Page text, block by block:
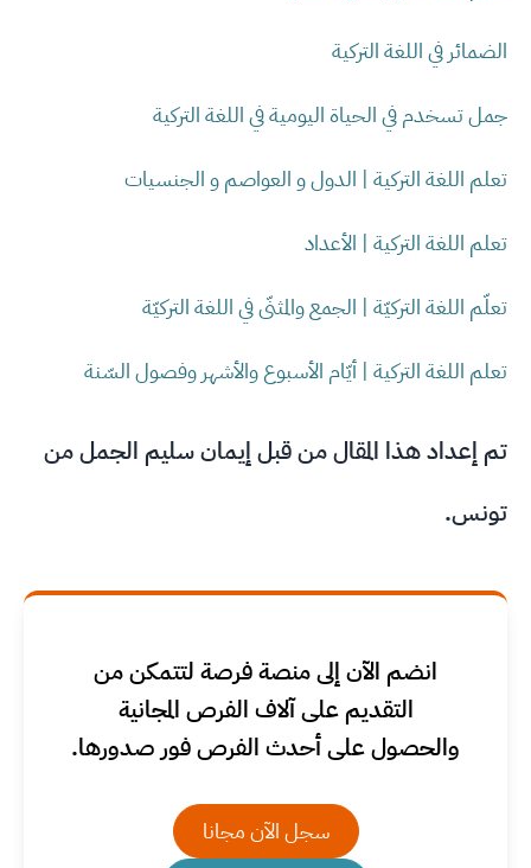
الضمائر في اللغة التركية
جمل تسخدم في الحياة اليومية في اللغة التركية
تعلم اللغة التركية | الدول و العواصم و الجنسيات
تعلم اللغة التركية | الأعداد
تعلّم اللغة التركيّة | الجمع والمثنّى في اللغة التركيّة
تعلم اللغة التركية | أيّام الأسبوع والأشهر وفصول السّنة
تم إعداد هذا المقال من قبل إيمان سليم الجمل من
تونس.
انضم الآن إلى منصة فرصة لتتمكن من
التقديم على آلاف الفرص المجانية
والحصول على أحدث الفرص فور صدورها.
سجل الآن مجانا